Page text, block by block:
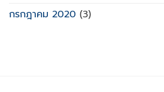
กรกฎาคม 2020 (3)